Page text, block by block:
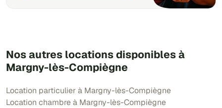
Nos autres locations disponibles à
Margny-lès-Compiègne
Location particulier à Margny-lès-Compiègne
Location chambre à Margny-lès-Compiègne